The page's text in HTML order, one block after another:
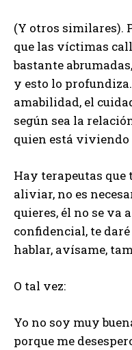
(Y otros similares).
que las víctimas
bastante
y esto lo
amabilidad, el
según sea la
quien está
Hay terapeutas que
aliviar, no es
quieres, él no se va
confidencial, te
hablar, avísame,
O tal vez:
Yo no soy muy
porque me